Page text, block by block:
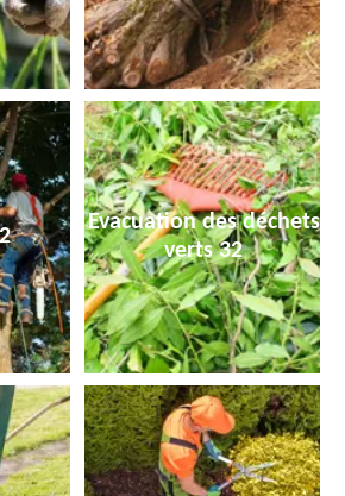
Evacuation des déchets
verts 32